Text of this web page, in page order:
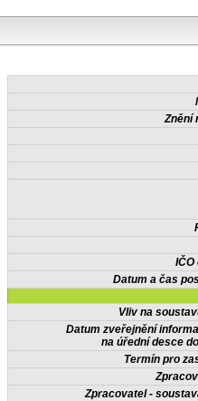
Znění
IČO
Datum a čas
Vliv na
Datum zveřejnění
na úřední desce
Termín pro
Zpracovatel -